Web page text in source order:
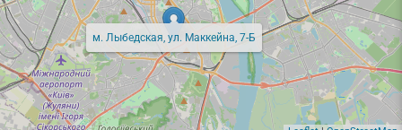
м. Лыбедская, ул. Маккейна, 7-Б